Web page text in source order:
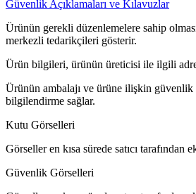
Güvenlik Açıklamaları ve Kılavuzlar
Ürünün gerekli düzenlemelere sahip
merkezli tedarikçileri gösterir.
Ürün bilgileri, ürünün üreticisi ile ilgili
Ürünün ambalajı ve ürüne ilişkin güvenlik
bilgilendirme sağlar.
Kutu Görselleri
Görseller en kısa sürede satıcı tarafından
Güvenlik Görselleri